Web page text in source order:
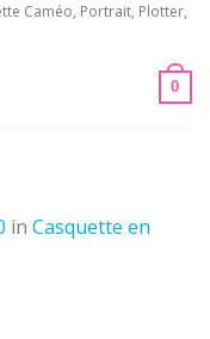
Caméo, Portrait, Plotter,
0
in Casquette en